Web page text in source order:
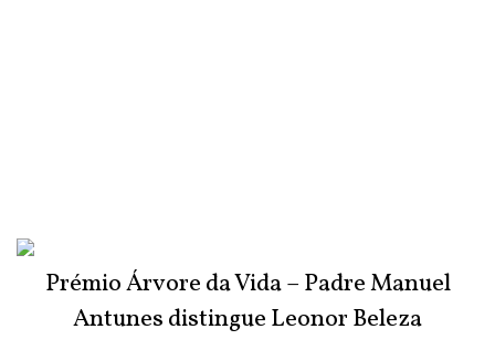
Prémio Árvore da Vida – Padre Manuel
Antunes distingue Leonor Beleza